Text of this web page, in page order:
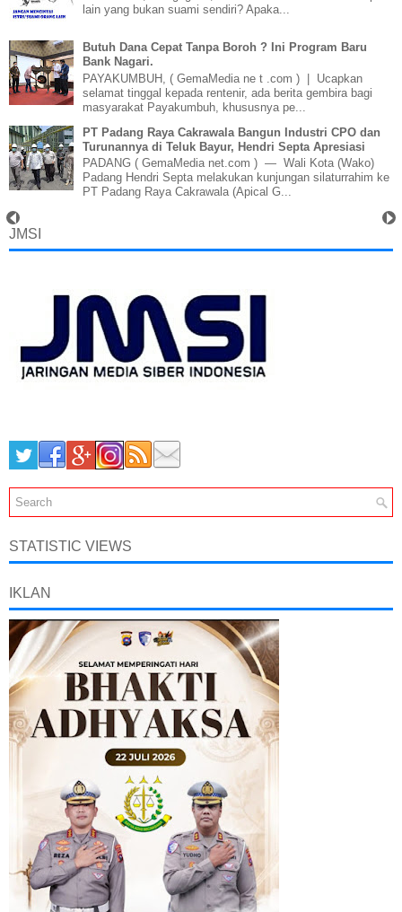
lain yang bukan suami sendiri? Apaka...
Butuh Dana Cepat Tanpa Boroh ? Ini Program Baru
Bank Nagari.
PAYAKUMBUH, ( GemaMedia ne t .com ) | Ucapkan
selamat tinggal kepada rentenir, ada berita gembira bagi
masyarakat Payakumbuh, khususnya pe...
PT Padang Raya Cakrawala Bangun Industri CPO dan
Turunannya di Teluk Bayur, Hendri Septa Apresiasi
PADANG ( GemaMedia net.com ) — Wali Kota (Wako)
Padang Hendri Septa melakukan kunjungan silaturrahim ke
PT Padang Raya Cakrawala (Apical G...
JMSI
STATISTIC VIEWS
IKLAN